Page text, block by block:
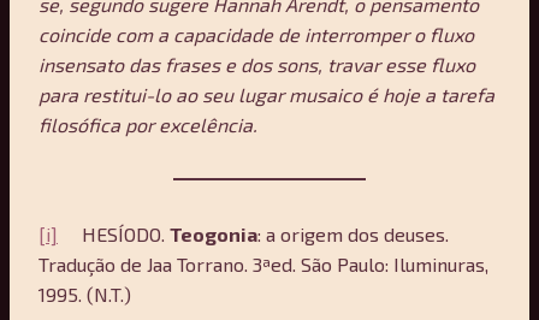
coincide com a capacidade de interromper o fluxo
insensato das frases e dos sons, travar esse fluxo
para restitui-lo ao seu lugar musaico é hoje a tarefa
filosófica por excelência.
[i] HESÍODO. Teogonia: a origem dos deuses.
Tradução de Jaa Torrano. 3ªed. São Paulo: Iluminuras,
1995. (N.T.)